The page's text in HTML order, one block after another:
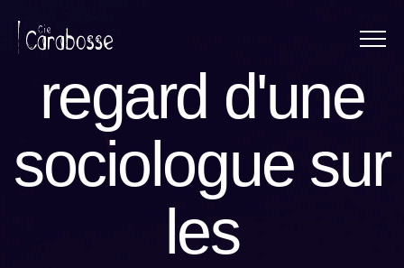
regard d'une
sociologue sur
les